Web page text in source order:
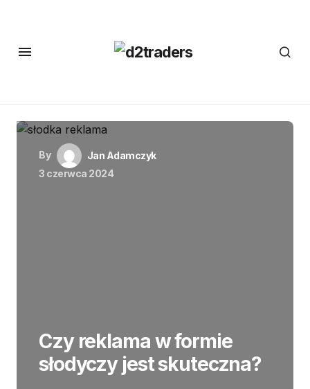
By
Jan Adamczyk
3 czerwca 2024
Czy reklama w formie
słodyczy jest skuteczna?